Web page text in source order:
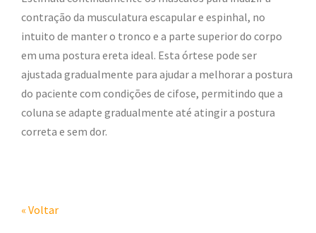
contração da musculatura escapular e espinhal, no
intuito de manter o tronco e a parte superior do corpo
em uma postura ereta ideal. Esta órtese pode ser
ajustada gradualmente para ajudar a melhorar a postura
do paciente com condições de cifose, permitindo que a
coluna se adapte gradualmente até atingir a postura
correta e sem dor.
« Voltar